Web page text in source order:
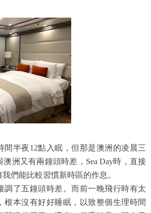
間半夜12點入眠，但那是澳洲的凌晨三
洲又有兩鐘頭時差，Sea Day時，直接
們能比較習慣新時區的作息。
調了五鐘頭時差。而前一晚飛行時有太
根本沒有好好睡眠，以致整個生理時間